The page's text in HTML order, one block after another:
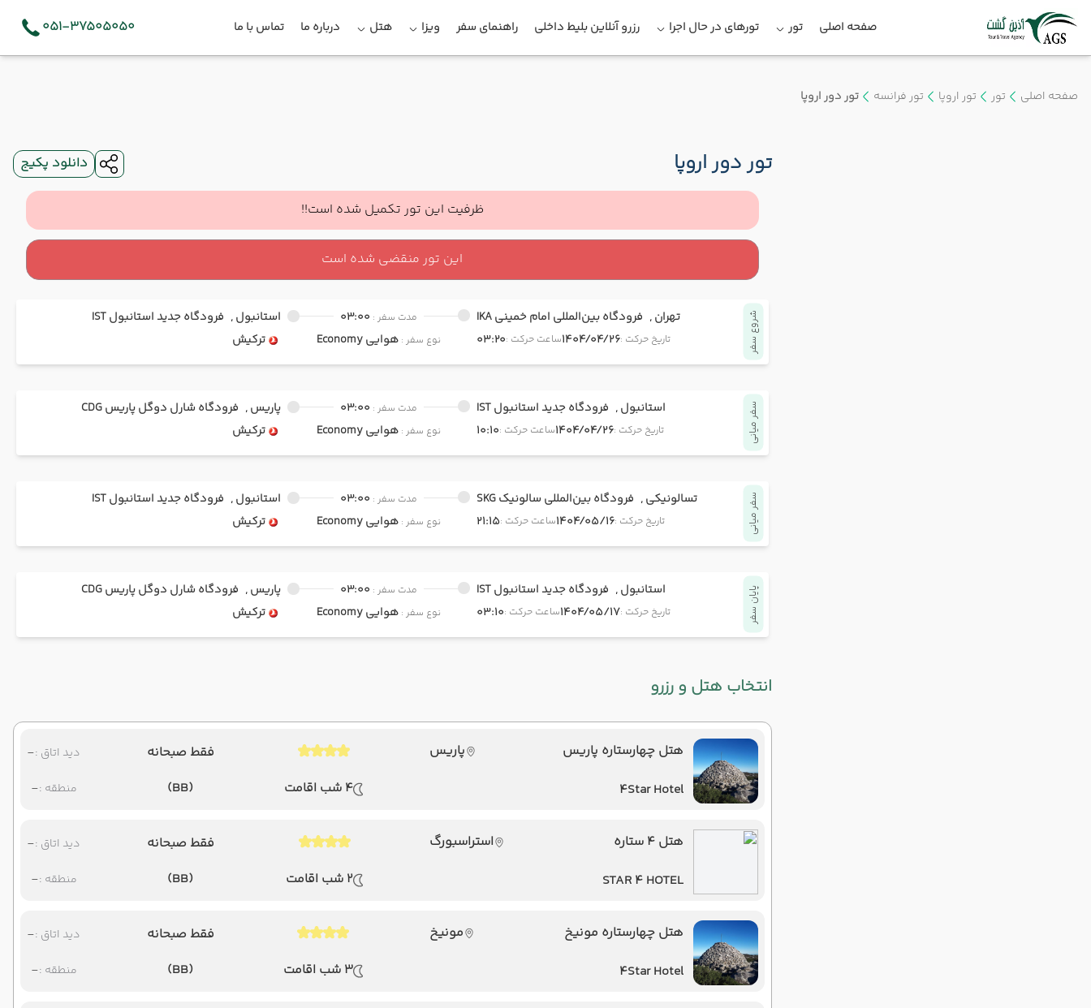
صفحه اصلی تور تورهای در حال اجرا رزرو آنلاین بلیط داخلی راهنمای سفر ویزا هتل درباره ما تماس با ما 051-37505050
صفحه اصلی تور تور اروپا تور فرانسه تور دور اروپا
تور دور اروپا دانلود پکیج
ظرفیت این تور تکمیل شده است!!
این تور منقضی شده است
شروع سفر تهران , فرودگاه بین‌المللی امام خمینی IKA
تاریخ حرکت :1404/04/26ساعت حرکت :03:20
مدت سفر : 03:00
نوع سفر : هوایی
استانبول , فرودگاه جدید استانبول IST
ترکیش
سفر میانی استانبول , فرودگاه جدید استانبول IST
تاریخ حرکت :1404/04/26ساعت حرکت :10:10
مدت سفر : 03:00
نوع سفر : هوایی
پاریس , فرودگاه شارل دوگل پاریس CDG
ترکیش
سفر میانی تسالونیکی , فرودگاه بین‌المللی سالونیک SKG
تاریخ حرکت :1404/05/16ساعت حرکت :21:15
مدت سفر : 03:00
نوع سفر : هوایی
استانبول , فرودگاه جدید استانبول IST
ترکیش
پایان سفر استانبول , فرودگاه جدید استانبول IST
تاریخ حرکت :1404/05/17ساعت حرکت :03:10
مدت سفر : 03:00
نوع سفر : هوایی
پاریس , فرودگاه شارل دوگل پاریس CDG
ترکیش
انتخاب هتل و رزرو
هتل چهارستاره پاریس
پاریس
4Star Hotel
4 شب اقامت
فقط صبحانه
(BB)
دید اتاق :-
منطقه :-
هتل 4 ستاره
استراسبورگ
STAR 4 HOTEL
2 شب اقامت
فقط صبحانه
(BB)
دید اتاق :-
منطقه :-
هتل چهارستاره مونیخ
مونیخ
4Star Hotel
3 شب اقامت
فقط صبحانه
(BB)
دید اتاق :-
منطقه :-